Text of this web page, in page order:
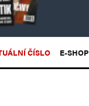
ČÍSLO E-SHOP